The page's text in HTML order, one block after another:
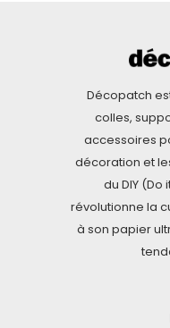
Décopatch
colles,
accessoires
décoration et
du DIY (Do
révolutionne la
à son papier